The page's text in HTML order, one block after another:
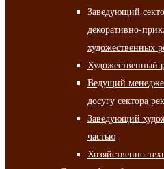
Заведующий
декоративно-
художественных
Художественный
Ведущий
досугу сектора
Заведующий
частью
Хозяйственно-